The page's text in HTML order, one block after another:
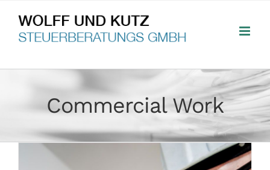
Inhalt
springen
Commercial Work